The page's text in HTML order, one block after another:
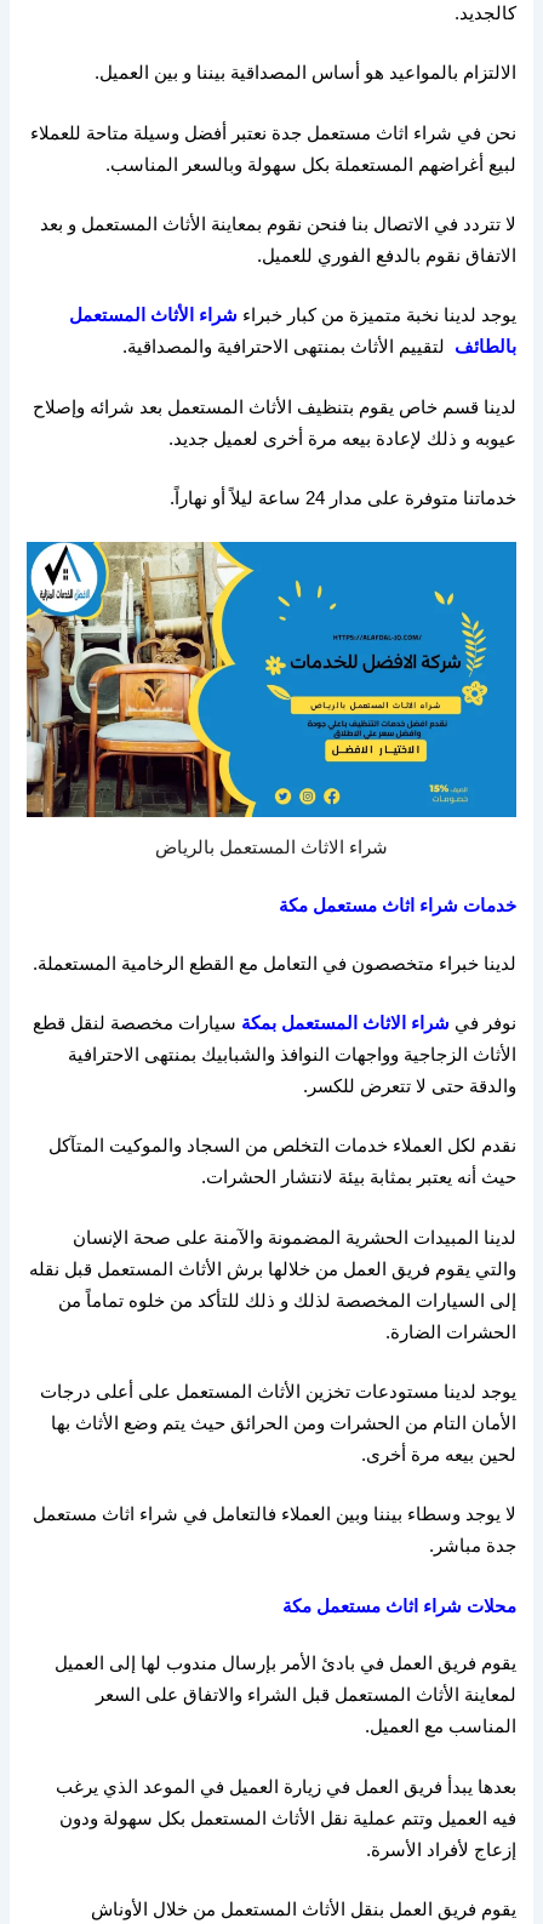
كالجديد.
الالتزام بالمواعيد هو أساس المصداقية بيننا و بين العميل.
نحن في شراء اثاث مستعمل جدة نعتبر أفضل وسيلة متاحة للعملاء
لبيع أغراضهم المستعملة بكل سهولة وبالسعر المناسب.
لا تتردد في الاتصال بنا فنحن نقوم بمعاينة الأثاث المستعمل و بعد
الاتفاق نقوم بالدفع الفوري للعميل.
يوجد لدينا نخبة متميزة من كبار خبراء شراء الأثاث المستعمل
بالطائف لتقييم الأثاث بمنتهى الاحترافية والمصداقية.
لدينا قسم خاص يقوم بتنظيف الأثاث المستعمل بعد شرائه وإصلاح
عيوبه و ذلك لإعادة بيعه مرة أخرى لعميل جديد.
خدماتنا متوفرة على مدار 24 ساعة ليلاً أو نهاراً .
شراء الاثاث المستعمل بالرياض
خدمات شراء اثاث مستعمل مكة
لدينا خبراء متخصصون في التعامل مع القطع الرخامية المستعملة.
نوفر في شراء الاثاث المستعمل بمكة سيارات مخصصة لنقل قطع
الأثاث الزجاجية وواجهات النوافذ والشبابيك بمنتهى الاحترافية
والدقة حتى لا تتعرض للكسر .
نقدم لكل العملاء خدمات التخلص من السجاد والموكيت المتآكل
حيث أنه يعتبر بمثابة بيئة لانتشار الحشرات.
لدينا المبيدات الحشرية المضمونة والآمنة على صحة الإنسان
والتي يقوم فريق العمل من خلالها برش الأثاث المستعمل قبل نقله
إلى السيارات المخصصة لذلك و ذلك للتأكد من خلوه تماماً من
الحشرات الضارة.
يوجد لدينا مستودعات تخزين الأثاث المستعمل على أعلى درجات
الأمان التام من الحشرات ومن الحرائق حيث يتم وضع الأثاث بها
لحين بيعه مرة أخرى.
لا يوجد وسطاء بيننا وبين العملاء فالتعامل في شراء اثاث مستعمل
جدة مباشر .
محلات شراء اثاث مستعمل مكة
يقوم فريق العمل في بادئ الأمر بإرسال مندوب لها إلى العميل
لمعاينة الأثاث المستعمل قبل الشراء والاتفاق على السعر
المناسب مع العميل.
بعدها يبدأ فريق العمل في زيارة العميل في الموعد الذي يرغب
فيه العميل وتتم عملية نقل الأثاث المستعمل بكل سهولة ودون
إزعاج لأفراد الأسرة.
يقوم فريق العمل بنقل الأثاث المستعمل من خلال الأوناش